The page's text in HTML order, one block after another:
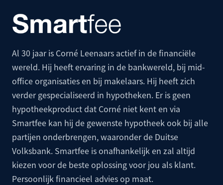
Al 30 jaar is Corné Leenaars actief in de financiële
wereld. Hij heeft ervaring in de bankwereld, bij mid-
office organisaties en bij makelaars. Hij heeft zich
verder gespecialiseerd in hypotheken. Er is geen
hypotheekproduct dat Corné niet kent en via
Smartfee kan hij de gewenste hypotheek ook bij alle
partijen onderbrengen, waaronder de Duitse
Volksbank. Smartfee is onafhankelijk en zal altijd
kiezen voor de beste oplossing voor jou als klant.
Persoonlijk financieel advies op maat.